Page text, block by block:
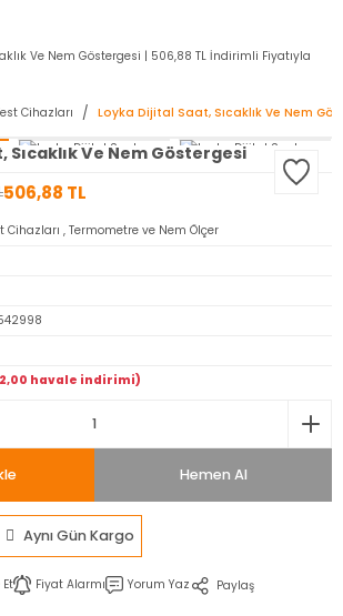
Cihazları Loyka Dijital Saat, Sıcaklık Ve Nem
Sıcaklık Ve Nem Göstergesi
506,88 TL
Cihazları , Termometre ve Nem Ölçer
havale indirimi)
Hemen Al
Aynı Gün Kargo
Fiyat Alarmı Yorum Yaz Paylaş